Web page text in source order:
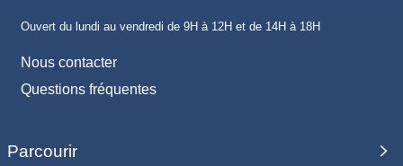
Ouvert du lundi au vendredi de 9H à 12H et de 14H à 18H
Nous contacter
Questions fréquentes
Parcourir